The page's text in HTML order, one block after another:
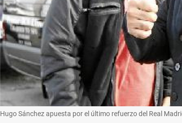
Hugo Sánchez apuesta por el último refuerzo del Real